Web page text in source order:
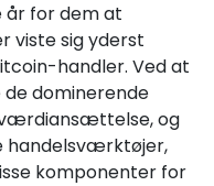
for dem at
viste sig yderst
handler. Ved at
dominerende
og
handelsværktøjer,
komponenter for